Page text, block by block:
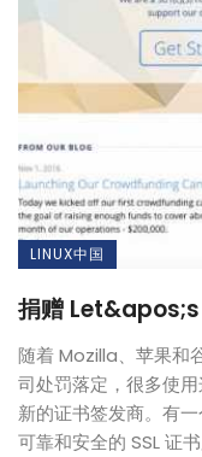
LINUX中国
捐赠
随着 Mozilla、苹果和
司处罚落定，很多使
新的证书签发商。有
可靠和安全的 SSL 证